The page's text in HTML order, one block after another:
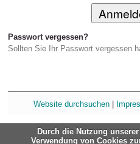
Passwort vergessen?
Sollten Sie Ihr Passwort vergessen
Website durchsuchen |
Durch die Nutzung
Verwendung von Cookies